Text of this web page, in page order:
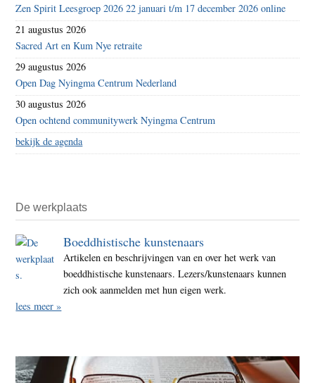
Zen Spirit Leesgroep 2026 22 januari t/m 17 december 2026 online
21 augustus 2026
Sacred Art en Kum Nye retraite
29 augustus 2026
Open Dag Nyingma Centrum Nederland
30 augustus 2026
Open ochtend communitywerk Nyingma Centrum
bekijk de agenda
De werkplaats
Boeddhistische kunstenaars
Artikelen en beschrijvingen van en over het werk van
boeddhistische kunstenaars. Lezers/kunstenaars kunnen
zich ook aanmelden met hun eigen werk.
lees meer »